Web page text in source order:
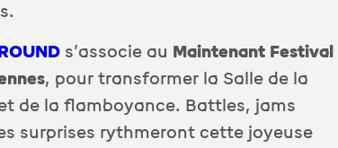
s’associe au Maintenant Festival
, pour transformer la Salle de la
de la flamboyance. Battles, jams
surprises rythmeront cette joyeuse